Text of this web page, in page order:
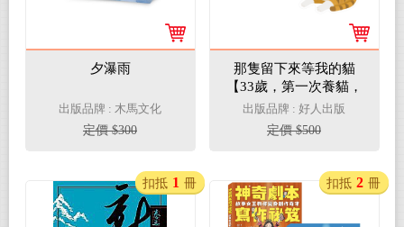
夕瀑雨
出版品牌 : 木馬文化
定價 $300
那隻留下來等我的貓
【33歲，第一次養貓，
成為上進的大人──】
（★首刷贈送限量貓咪
貼紙）
出版品牌 : 好人出版
定價 $500
扣抵 1 冊 扣抵 2 冊